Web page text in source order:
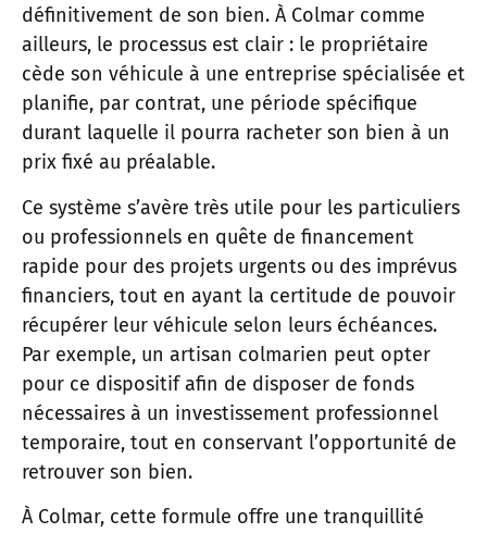
définitivement de son bien. À Colmar comme
ailleurs, le processus est clair : le propriétaire
cède son véhicule à une entreprise spécialisée et
planifie, par contrat, une période spécifique
durant laquelle il pourra racheter son bien à un
prix fixé au préalable.
Ce système s’avère très utile pour les particuliers
ou professionnels en quête de financement
rapide pour des projets urgents ou des imprévus
financiers, tout en ayant la certitude de pouvoir
récupérer leur véhicule selon leurs échéances.
Par exemple, un artisan colmarien peut opter
pour ce dispositif afin de disposer de fonds
nécessaires à un investissement professionnel
temporaire, tout en conservant l’opportunité de
retrouver son bien.
À Colmar, cette formule offre une tranquillité